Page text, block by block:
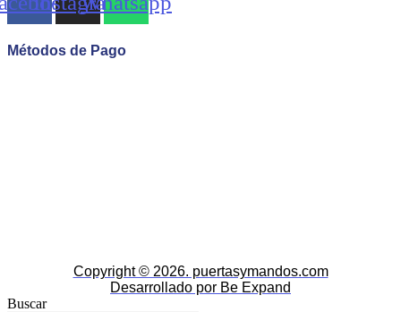
Métodos de Pago
Copyright © 2026. puertasymandos.com
Desarrollado por Be Expand
Buscar